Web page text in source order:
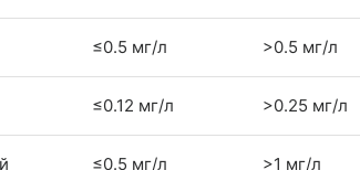
≤0.5 мг/л >0.5 мг/л
≤0.12 мг/л >0.25 мг/л
≤0.5 мг/л >1 мг/л